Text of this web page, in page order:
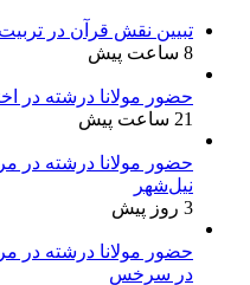
تبیین نقش قرآن در
8 ساعت پیش
حضور مولانا درشته در
21 ساعت پیش
حضور مولانا درشته در
نیل‌شهر
3 روز پیش
حضور مولانا درشته در
در سرخس